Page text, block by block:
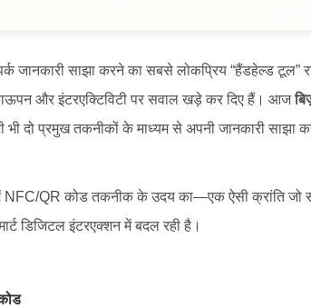
जानकारी साझा करने का सबसे लोकप्रिय “हैंडहेल्ड टूल”
और इंटरएक्टिविटी पर सवाल खड़े कर दिए हैं। आज
दो प्रमुख तकनीकों के माध्यम से अपनी जानकारी साझा
NFC/QR कोड तकनीक के उदय का—एक ऐसी क्रांति जो
डिजिटल इंटरएक्शन में बदल रही है।